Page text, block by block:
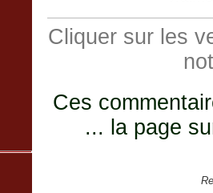
Cliquer sur les
Ces
... la page